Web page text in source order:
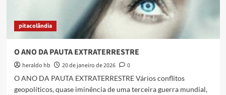
pitacolândia
O ANO DA PAUTA EXTRATERRESTRE
heraldo hb 20 de janeiro de 2026
0
O ANO DA PAUTA EXTRATERRESTRE Vários conflitos
geopolíticos, quase iminência de uma terceira guerra mundial,